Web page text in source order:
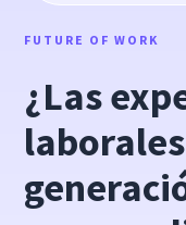
FUTURE OF WORK
¿Las